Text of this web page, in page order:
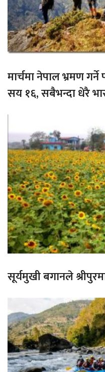
मार्चमा नेपाल भ्रमण
सय १६, सबैभन्दा धेरै
सूर्यमुखी बगानले